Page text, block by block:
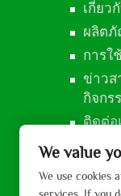
เกี่ยว
ผลิต
การใ
ข่าวส
กิจกร
ติดต่อ
We value
We use cookies